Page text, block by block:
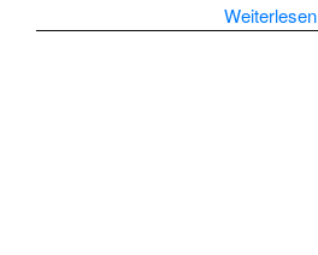
Weiterlesen